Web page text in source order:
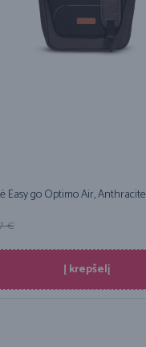
Easy go Optimo Air, Anthracite
€
Į krepšelį